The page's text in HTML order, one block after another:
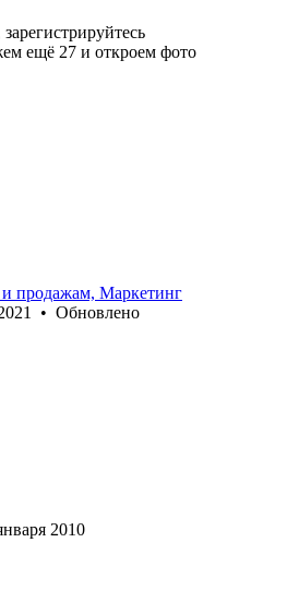
ещё 27 и откроем фото
продажам, Маркетинг
• Обновлено
2010